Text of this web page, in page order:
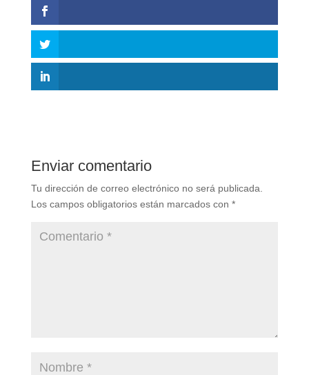
Enviar comentario
Tu dirección de correo electrónico no será publicada.
Los campos obligatorios están marcados con *